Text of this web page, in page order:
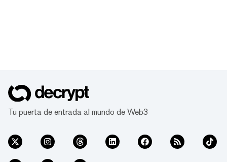
Tu puerta de entrada al mundo de Web3